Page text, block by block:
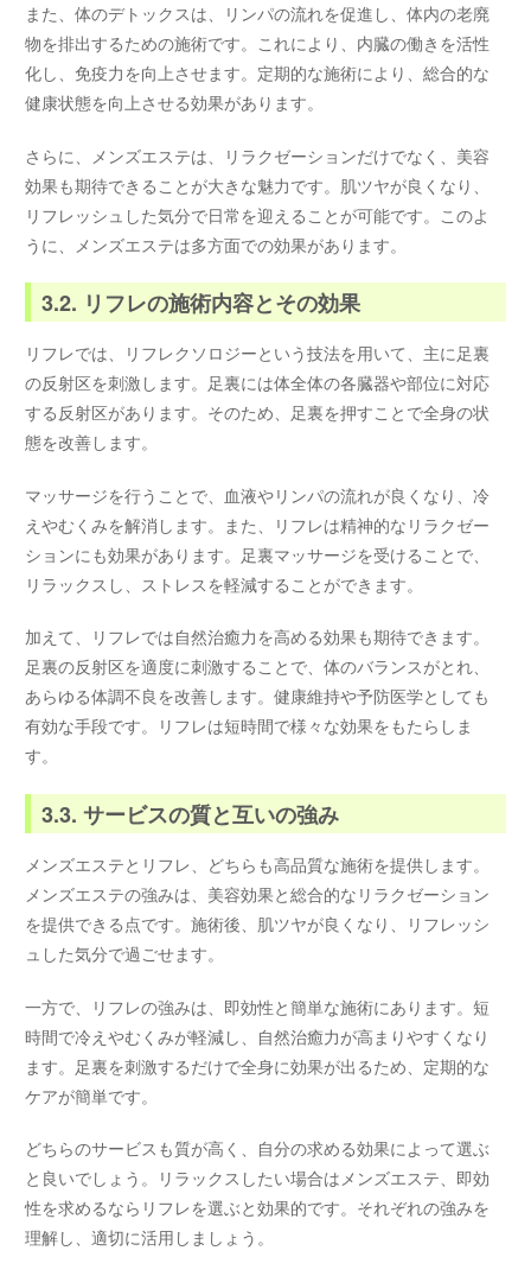
また、体のデトックスは、リンパの流れを促進し、体内の老廃
物を排出するための施術です。これにより、内臓の働きを活性
化し、免疫力を向上させます。定期的な施術により、総合的な
健康状態を向上させる効果があります。
さらに、メンズエステは、リラクゼーションだけでなく、美容
効果も期待できることが大きな魅力です。肌ツヤが良くなり、
リフレッシュした気分で日常を迎えることが可能です。このよ
うに、メンズエステは多方面での効果があります。
3.2. リフレの施術内容とその効果
リフレでは、リフレクソロジーという技法を用いて、主に足裏
の反射区を刺激します。足裏には体全体の各臓器や部位に対応
する反射区があります。そのため、足裏を押すことで全身の状
態を改善します。
マッサージを行うことで、血液やリンパの流れが良くなり、冷
えやむくみを解消します。また、リフレは精神的なリラクゼー
ションにも効果があります。足裏マッサージを受けることで、
リラックスし、ストレスを軽減することができます。
加えて、リフレでは自然治癒力を高める効果も期待できます。
足裏の反射区を適度に刺激することで、体のバランスがとれ、
あらゆる体調不良を改善します。健康維持や予防医学としても
有効な手段です。リフレは短時間で様々な効果をもたらしま
す。
3.3. サービスの質と互いの強み
メンズエステとリフレ、どちらも高品質な施術を提供します。
メンズエステの強みは、美容効果と総合的なリラクゼーション
を提供できる点です。施術後、肌ツヤが良くなり、リフレッシ
ュした気分で過ごせます。
一方で、リフレの強みは、即効性と簡単な施術にあります。短
時間で冷えやむくみが軽減し、自然治癒力が高まりやすくなり
ます。足裏を刺激するだけで全身に効果が出るため、定期的な
ケアが簡単です。
どちらのサービスも質が高く、自分の求める効果によって選ぶ
と良いでしょう。リラックスしたい場合はメンズエステ、即効
性を求めるならリフレを選ぶと効果的です。それぞれの強みを
理解し、適切に活用しましょう。